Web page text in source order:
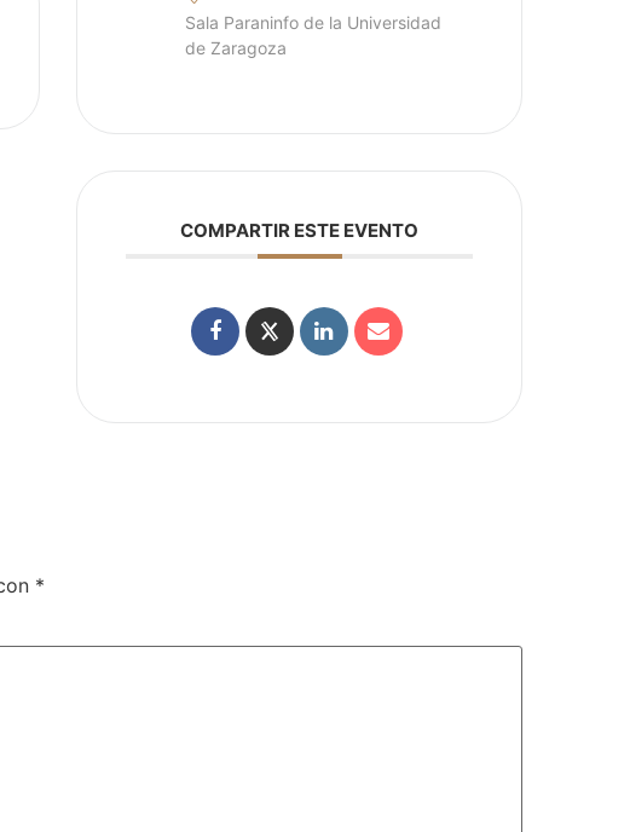
Sala Paraninfo de la Universidad
de Zaragoza
COMPARTIR ESTE EVENTO
*